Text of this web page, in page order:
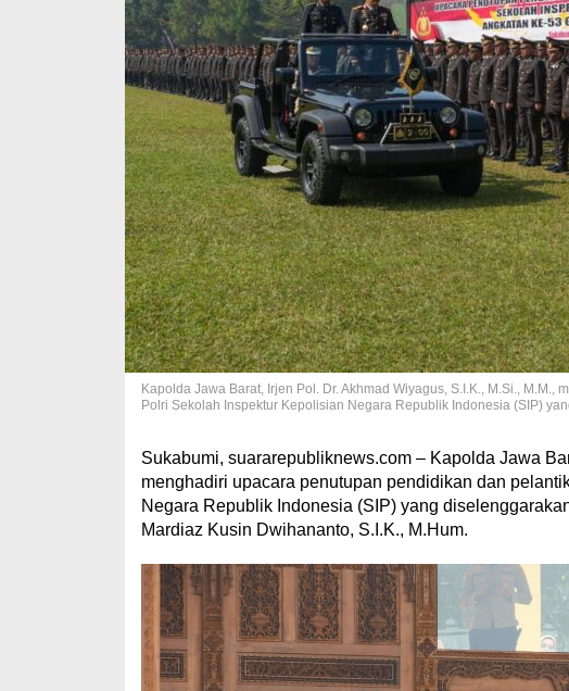
Kapolda Jawa Barat, Irjen Pol. Dr. Akhmad Wiyagus, S.I.K., M.Si.,
Polri Sekolah Inspektur Kepolisian Negara Republik Indonesia (SIP)
Sukabumi, suararepubliknews.com – Kapolda Jawa
menghadiri upacara penutupan pendidikan dan
Negara Republik Indonesia (SIP) yang
Mardiaz Kusin Dwihananto, S.I.K., M.Hum.